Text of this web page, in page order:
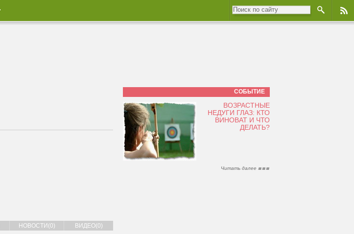
НОВОСТИ(0) ВИДЕО(0)
СОБЫТИЕ
ВОЗРАСТНЫЕ
НЕДУГИ ГЛАЗ: КТО
ВИНОВАТ И ЧТО
ДЕЛАТЬ?
Читать далее